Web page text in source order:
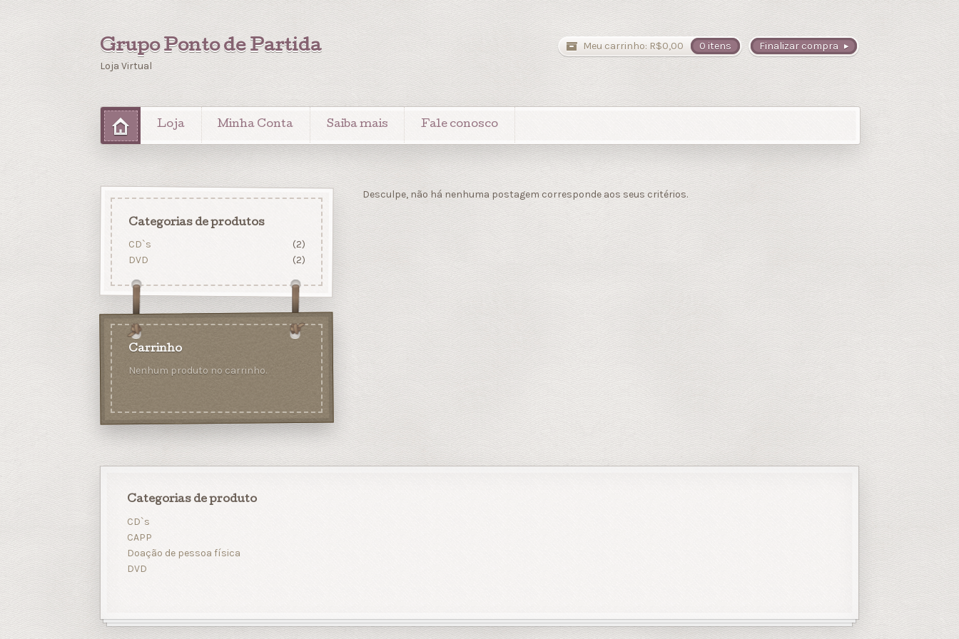
Grupo Ponto de Partida
Loja Virtual
Finalizar compra
Meu carrinho: R$0,00 0 itens
Loja Minha Conta Saiba mais Fale conosco
Desculpe, não há nenhuma postagem corresponde aos seus critérios.
Categorias de produtos
CD`s
(2)
DVD
(2)
Carrinho
Nenhum produto no carrinho.
Categorias de produto
CD`s
CAPP
Doação de pessoa física
DVD